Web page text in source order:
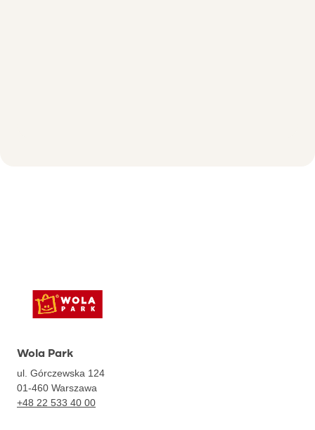
Wola Park
ul. Górczewska 124
01-460 Warszawa
+48 22 533 40 00